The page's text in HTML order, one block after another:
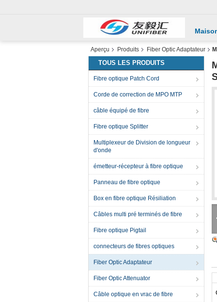
Aperçu Produits Fiber Optic Adaptateur
TOUS LES PRODUITS
Fibre optique Patch Cord
Corde de correction de MPO MTP
câble équipé de fibre
Fibre optique Splitter
Multiplexeur de Division de longueur
d'onde
émetteur-récepteur à fibre optique
Panneau de fibre optique
Box en fibre optique Résiliation
Câbles multi pré terminés de fibre
Fibre optique Pigtail
connecteurs de fibres optiques
Fiber Optic Adaptateur
Fiber Optic Attenuator
Câble optique en vrac de fibre